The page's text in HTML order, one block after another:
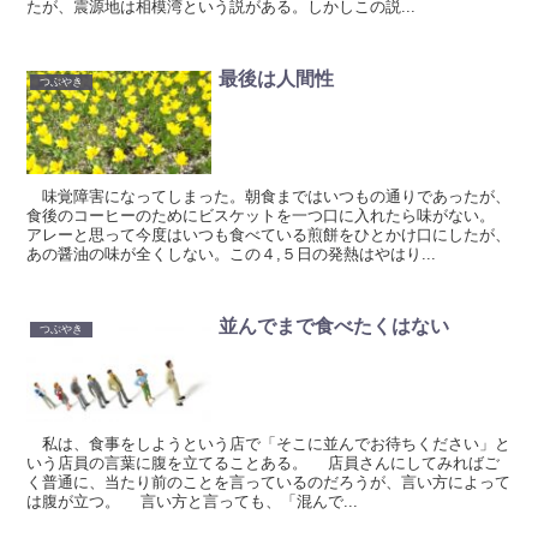
たが、震源地は相模湾という説がある。しかしこの説...
つぶやき 最後は人間性
味覚障害になってしまった。朝食まではいつもの通りであったが、
食後のコーヒーのためにビスケットを一つ口に入れたら味がない。
アレーと思って今度はいつも食べている煎餅をひとかけ口にしたが、
あの醤油の味が全くしない。この４,５日の発熱はやはり...
つぶやき 並んでまで食べたくはない
私は、食事をしようという店で「そこに並んでお待ちください」と
いう店員の言葉に腹を立てることある。 店員さんにしてみればご
く普通に、当たり前のことを言っているのだろうが、言い方によって
は腹が立つ。 言い方と言っても、「混んで...